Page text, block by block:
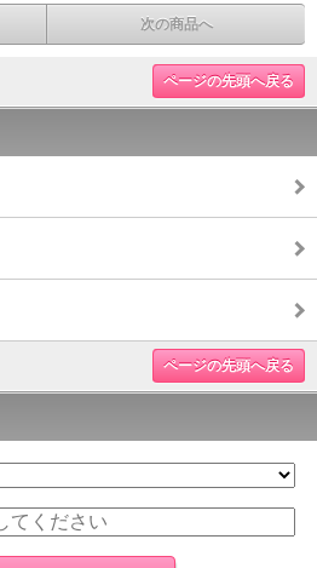
次の商品へ
ページの先頭へ戻る
ページの先頭へ戻る